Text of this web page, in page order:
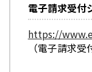
電子請求受付
https://
（電子請求受